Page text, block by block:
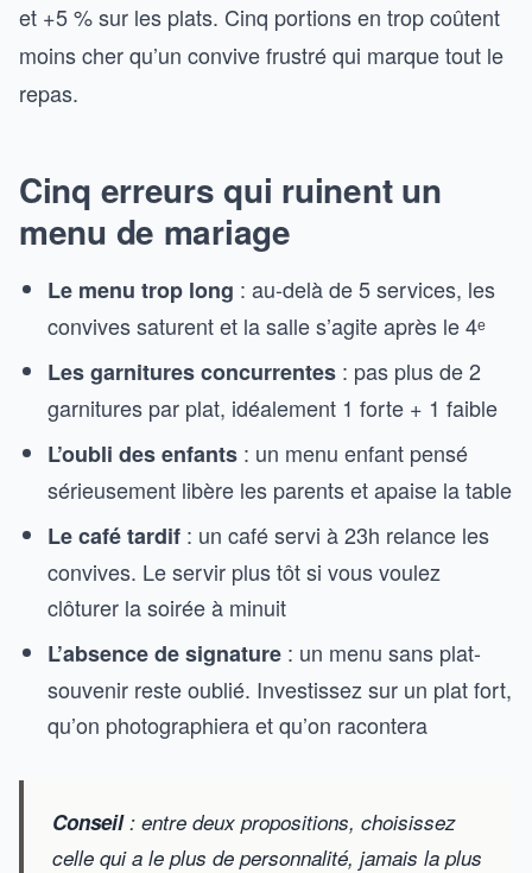
et +5 % sur les plats. Cinq portions en trop coûtent
moins cher qu’un convive frustré qui marque tout le
repas.
Cinq erreurs qui ruinent un
menu de mariage
Le menu trop long : au-delà de 5 services, les
convives saturent et la salle s’agite après le 4ᵉ
Les garnitures concurrentes : pas plus de 2
garnitures par plat, idéalement 1 forte + 1 faible
L’oubli des enfants : un menu enfant pensé
sérieusement libère les parents et apaise la table
Le café tardif : un café servi à 23h relance les
convives. Le servir plus tôt si vous voulez
clôturer la soirée à minuit
L’absence de signature : un menu sans plat-
souvenir reste oublié. Investissez sur un plat fort,
qu’on photographiera et qu’on racontera
Conseil: entre deux propositions, choisissez
celle qui a le plus de personnalité, jamais la plus